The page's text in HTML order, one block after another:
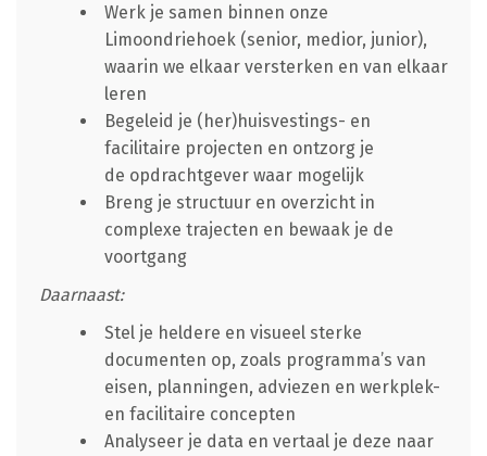
Werk je samen binnen onze
Limoondriehoek (senior, medior, junior),
waarin we elkaar versterken en van elkaar
leren
Begeleid je (her)huisvestings- en
facilitaire projecten en ontzorg je
de opdrachtgever waar mogelijk
Breng je structuur en overzicht in
complexe trajecten en bewaak je de
voortgang
Daarnaast:
Stel je heldere en visueel sterke
documenten op, zoals programma’s van
eisen, planningen, adviezen en werkplek-
en facilitaire concepten
Analyseer je data en vertaal je deze naar